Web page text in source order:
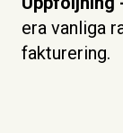
era vanliga
fakturering.